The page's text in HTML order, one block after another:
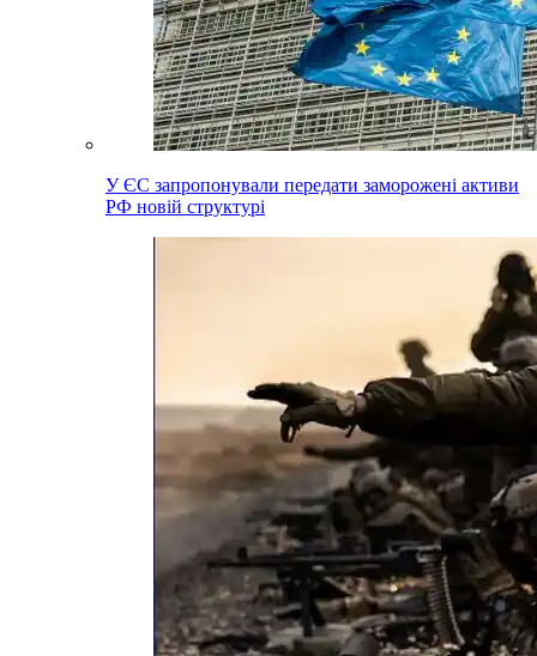
У ЄС запропонували передати заморожені активи
РФ новій структурі